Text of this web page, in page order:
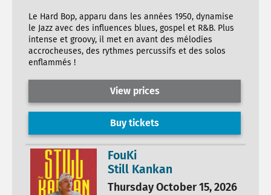
Le Hard Bop, apparu dans les années 1950, dynamise
le Jazz avec des influences blues, gospel et R&B. Plus
intense et groovy, il met en avant des mélodies
accrocheuses, des rythmes percussifs et des solos
enflammés !
View prices
Buy tickets
FouKi
Still Kankan
Thursday October 15, 2026